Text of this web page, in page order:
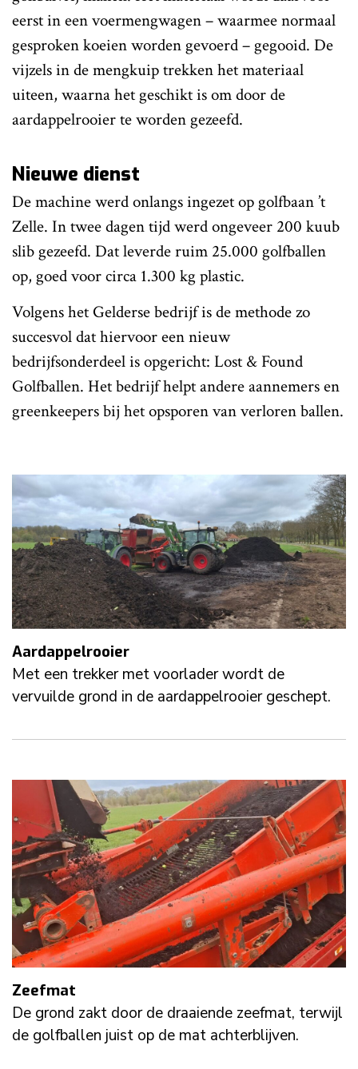
eerst in een voermengwagen – waarmee normaal
gesproken koeien worden gevoerd – gegooid. De
vijzels in de mengkuip trekken het materiaal
uiteen, waarna het geschikt is om door de
aardappelrooier te worden gezeefd.
Nieuwe dienst
De machine werd onlangs ingezet op golfbaan ’t
Zelle. In twee dagen tijd werd ongeveer 200 kuub
slib gezeefd. Dat leverde ruim 25.000 golfballen
op, goed voor circa 1.300 kg plastic.
Volgens het Gelderse bedrijf is de methode zo
succesvol dat hiervoor een nieuw
bedrijfsonderdeel is opgericht: Lost & Found
Golfballen. Het bedrijf helpt andere aannemers en
greenkeepers bij het opsporen van verloren ballen.
Aardappelrooier
Met een trekker met voorlader wordt de
vervuilde grond in de aardappelrooier geschept.
Zeefmat
De grond zakt door de draaiende zeefmat, terwijl
de golfballen juist op de mat achterblijven.